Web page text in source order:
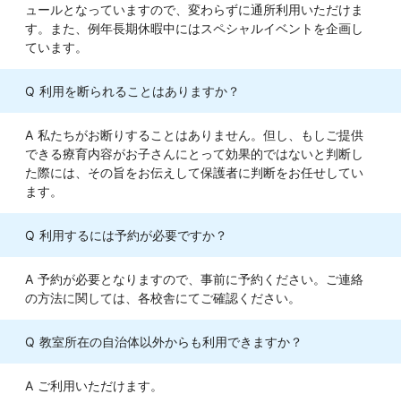
ュールとなっていますので、変わらずに通所利用いただけま
す。また、例年長期休暇中にはスペシャルイベントを企画し
ています。
利用を断られることはありますか？
私たちがお断りすることはありません。但し、もしご提供
できる療育内容がお子さんにとって効果的ではないと判断し
た際には、その旨をお伝えして保護者に判断をお任せしてい
ます。
利用するには予約が必要ですか？
予約が必要となりますので、事前に予約ください。ご連絡
の方法に関しては、各校舎にてご確認ください。
教室所在の自治体以外からも利用できますか？
ご利用いただけます。